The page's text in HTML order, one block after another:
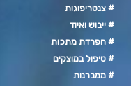
# צנטריפוגות
# ייבוש ואיוד
# הפרדת מתכות
# טיפול במוצקים
# ממברנות